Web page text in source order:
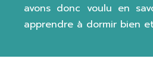
avons donc voulu en
apprendre à dormir bien